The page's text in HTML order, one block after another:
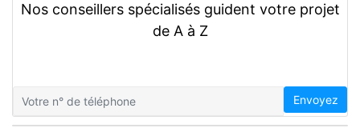
Nos conseillers spécialisés guident votre projet
de A à Z
Envoyez